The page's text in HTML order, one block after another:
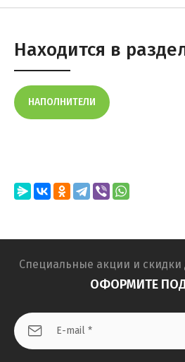
Находится в
НАПОЛНИТЕЛИ
Специальные акции и
ОФОРМИТЕ